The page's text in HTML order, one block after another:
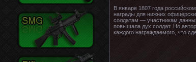
В январе 1807 года
награды для нижних
солдатам — участникам
повышала дух солдат. Но
каждого награждаемого, что